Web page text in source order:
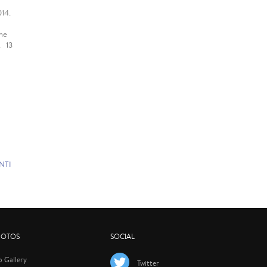
13
Gallery
SOCIAL
Twitter